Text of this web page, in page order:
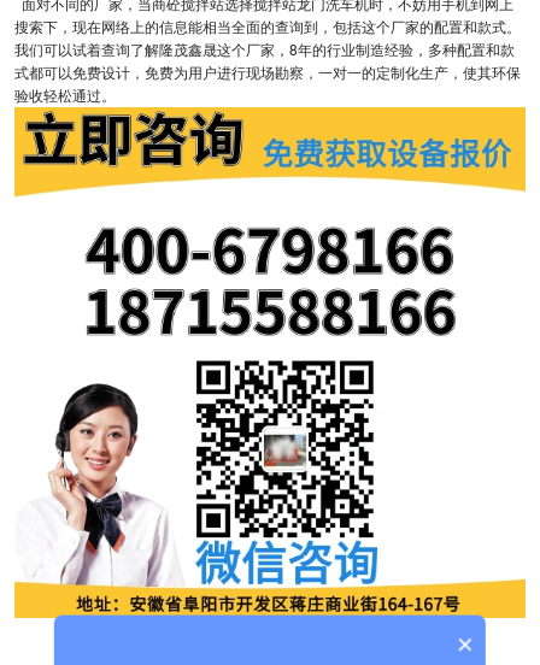
搜索下，现在网络上的信息能相当全面的查询到，包括这个厂家的配置和款式。
我们可以试着查询了解隆茂鑫晟这个厂家，8年的行业制造经验，多种配置和款
式都可以免费设计，免费为用户进行现场勘察，一对一的定制化生产，使其环保
验收轻松通过。
×